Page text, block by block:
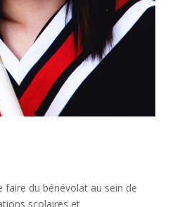
faire du bénévolat au sein de
scolaires et